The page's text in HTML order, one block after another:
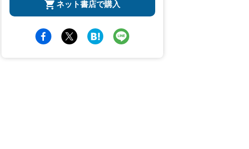
ネット書店で購入